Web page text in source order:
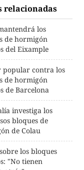
relacionadas
los
de hormigón
del Eixample
popular contra los
de hormigón
de Barcelona
investiga los
bloques de
de Colau
los bloques
"No tienen